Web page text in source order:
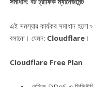
এই সমস্যার কার্যকর সমাধান হলো
বসানো। যেমন: Cloudflare ।
Cloudflare Free Plan